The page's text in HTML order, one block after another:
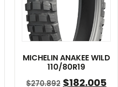
MICHELIN ANAKEE WILD
110/80R19
$270.892 $182.005